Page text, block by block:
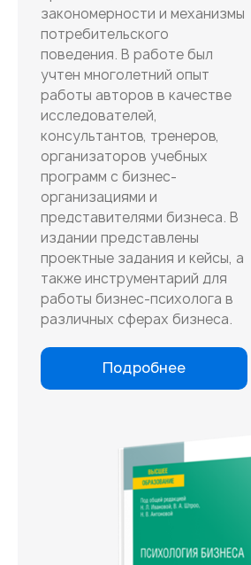
закономерности и механизмы
потребительского
поведения. В работе был
учтен многолетний опыт
работы авторов в качестве
исследователей,
консультантов, тренеров,
организаторов учебных
программ с бизнес-
организациями и
представителями бизнеса. В
издании представлены
проектные задания и кейсы, а
также инструментарий для
работы бизнес-психолога в
различных сферах бизнеса.
Подробнее